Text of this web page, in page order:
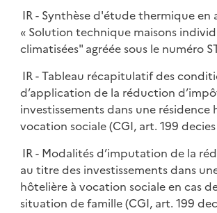
IR - Synthèse d'étude thermique
« Solution technique maisons
climatisées" agréée sous le numéro
IR - Tableau récapitulatif des
d’application de la réduction
investissements dans une résidence
vocation sociale (CGI, art. 199
IR - Modalités d’imputation de la
au titre des investissements dans
hôtelière à vocation sociale en cas
situation de famille (CGI, art. 199